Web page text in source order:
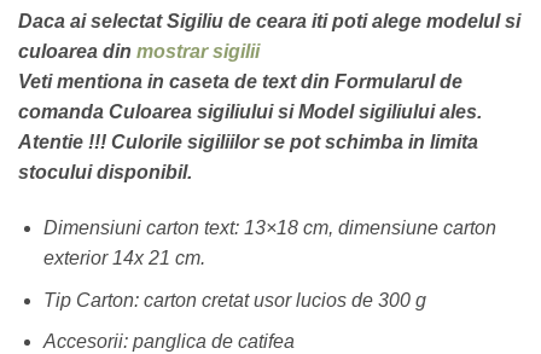
Daca ai selectat Sigiliu de ceara iti poti alege modelul si
culoarea din mostrar sigilii
Veti mentiona in caseta de text din Formularul de
comanda Culoarea sigiliului si Model sigiliului ales.
Atentie !!! Culorile sigiliilor se pot schimba in limita
stocului disponibil.
Dimensiuni carton text: 13×18 cm, dimensiune carton
exterior 14x 21 cm.
Tip Carton: carton cretat usor lucios de 300 g
Accesorii: panglica de catifea